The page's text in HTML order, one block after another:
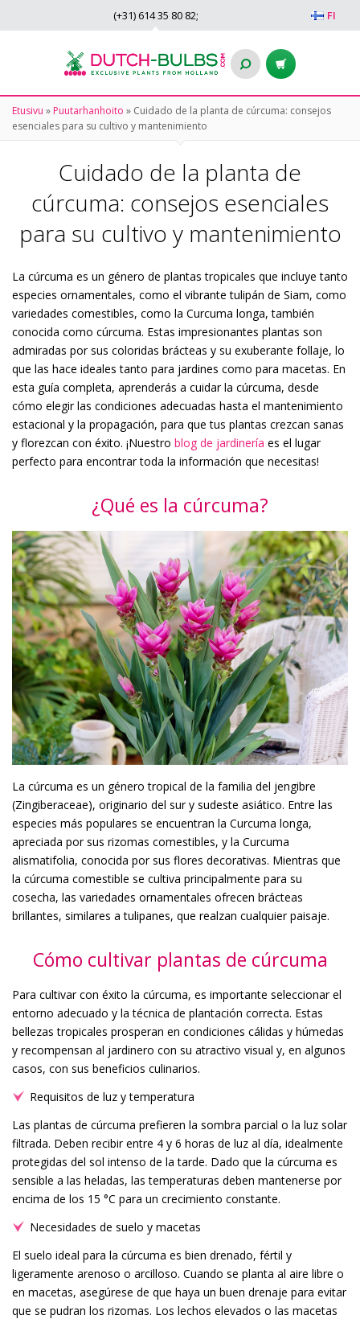
FI
(+31) 614 35 80 82;
Etusivu » Puutarhanhoito » Cuidado de la planta de cúrcuma: consejos
esenciales para su cultivo y mantenimiento
Cuidado de la planta de
cúrcuma: consejos esenciales
para su cultivo y mantenimiento
La cúrcuma es un género de plantas tropicales que incluye tanto
especies ornamentales, como el vibrante tulipán de Siam, como
variedades comestibles, como la Curcuma longa, también
conocida como cúrcuma. Estas impresionantes plantas son
admiradas por sus coloridas brácteas y su exuberante follaje, lo
que las hace ideales tanto para jardines como para macetas. En
esta guía completa, aprenderás a cuidar la cúrcuma, desde
cómo elegir las condiciones adecuadas hasta el mantenimiento
estacional y la propagación, para que tus plantas crezcan sanas
y florezcan con éxito. ¡Nuestro blog de jardinería es el lugar
perfecto para encontrar toda la información que necesitas!
¿Qué es la cúrcuma?
La cúrcuma es un género tropical de la familia del jengibre
(Zingiberaceae), originario del sur y sudeste asiático. Entre las
especies más populares se encuentran la Curcuma longa,
apreciada por sus rizomas comestibles, y la Curcuma
alismatifolia, conocida por sus flores decorativas. Mientras que
la cúrcuma comestible se cultiva principalmente para su
cosecha, las variedades ornamentales ofrecen brácteas
brillantes, similares a tulipanes, que realzan cualquier paisaje.
Cómo cultivar plantas de cúrcuma
Para cultivar con éxito la cúrcuma, es importante seleccionar el
entorno adecuado y la técnica de plantación correcta. Estas
bellezas tropicales prosperan en condiciones cálidas y húmedas
y recompensan al jardinero con su atractivo visual y, en algunos
casos, con sus beneficios culinarios.
Requisitos de luz y temperatura
Las plantas de cúrcuma prefieren la sombra parcial o la luz solar
filtrada. Deben recibir entre 4 y 6 horas de luz al día, idealmente
protegidas del sol intenso de la tarde. Dado que la cúrcuma es
sensible a las heladas, las temperaturas deben mantenerse por
encima de los 15 °C para un crecimiento constante.
Necesidades de suelo y macetas
El suelo ideal para la cúrcuma es bien drenado, fértil y
ligeramente arenoso o arcilloso. Cuando se planta al aire libre o
en macetas, asegúrese de que haya un buen drenaje para evitar
que se pudran los rizomas. Los lechos elevados o las macetas